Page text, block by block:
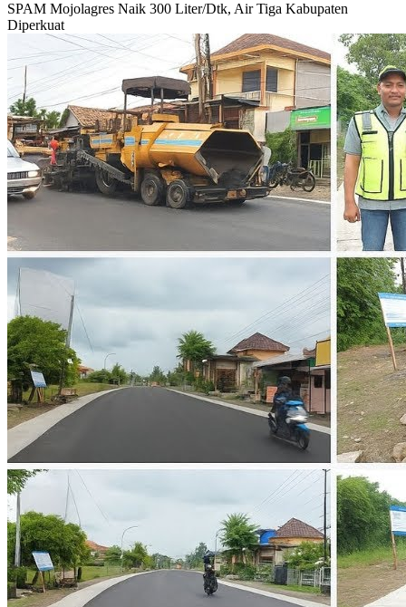
SPAM Mojolagres Naik 300 Liter/Dtk, Air Tiga Kabupaten
Diperkuat